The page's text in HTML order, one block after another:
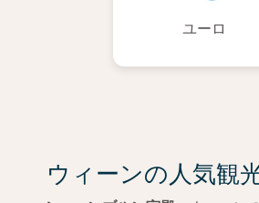
ユーロ
ウィーンの人気観